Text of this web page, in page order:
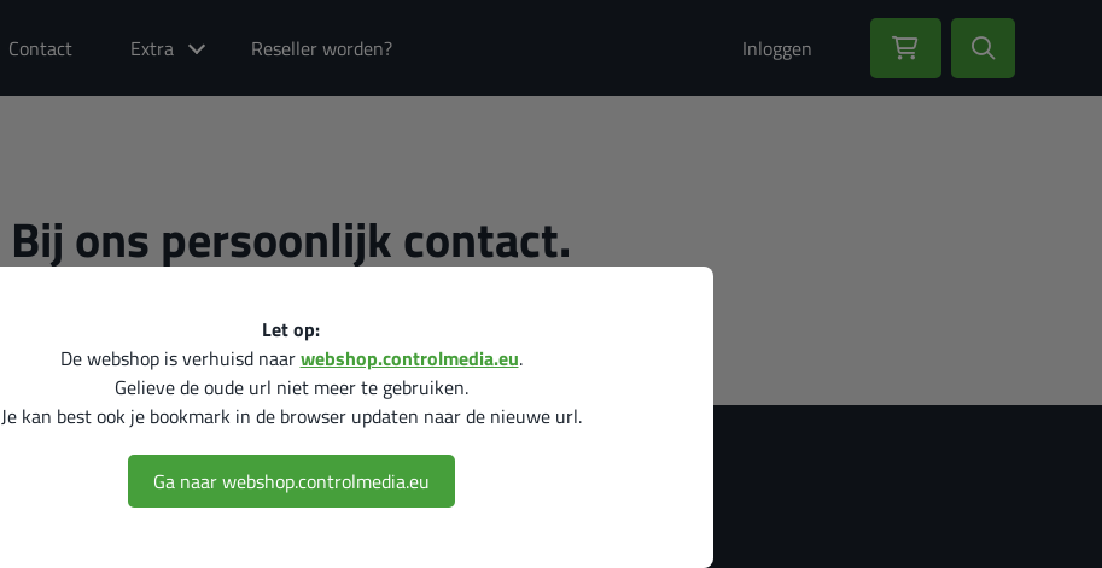
Contact Extra Reseller worden? Inloggen
Bij ons persoonlijk contact.
Let op:
De webshop is verhuisd naarwebshop.controlmedia.eu.
Gelieve de oude url niet meer te gebruiken.
Je kan best ook je bookmark in de browser updaten naar de nieuwe url.
Ga naar webshop.controlmedia.eu